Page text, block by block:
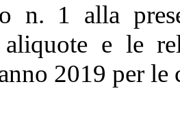
n. 1 alla
e le
2019 per le